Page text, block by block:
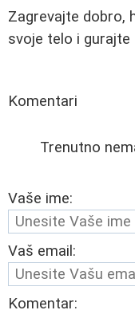
Zagrevajte dobro,
svoje telo i gurajte
Komentari
Trenutno
Vaše ime:
Vaš email:
Komentar: